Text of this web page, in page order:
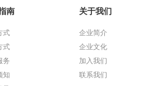
南
式
式
务
知
关于我们
企业简介
企业文化
加入我们
联系我们